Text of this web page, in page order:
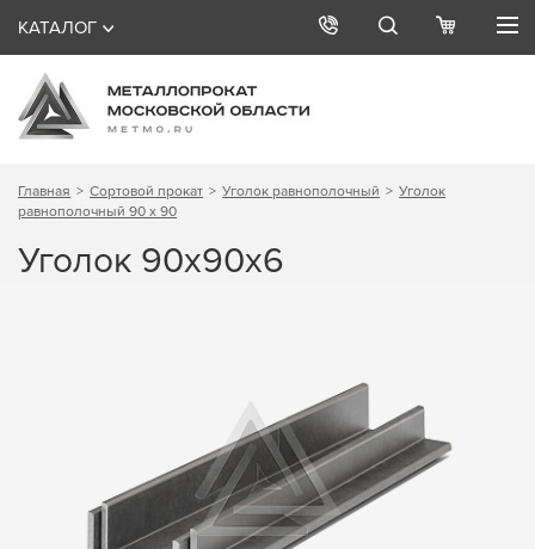
КАТАЛОГ
Главная Сортовой прокат Уголок равнополочный
Уголок
равнополочный 90 х 90
Уголок 90х90х6